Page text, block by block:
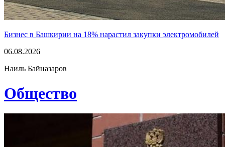
Бизнес в Башкирии на 18% нарастил закупки электромобилей
06.08.2026
Наиль Байназаров
Общество